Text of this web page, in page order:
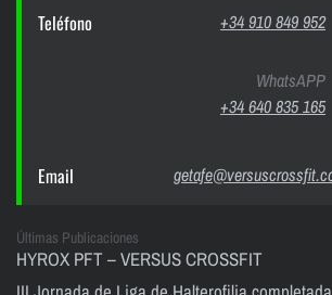
Teléfono +34 910 849 952
WhatsAPP
+34 640 835 165
Email
Últimas Publicaciones
HYROX PFT – VERSUS CROSSFIT